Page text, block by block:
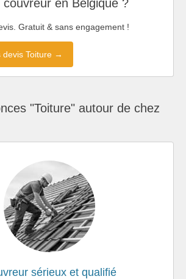
couvreur en Belgique ?
Gratuit & sans engagement !
devis Toiture →
"Toiture" autour de chez
sérieux et qualifié